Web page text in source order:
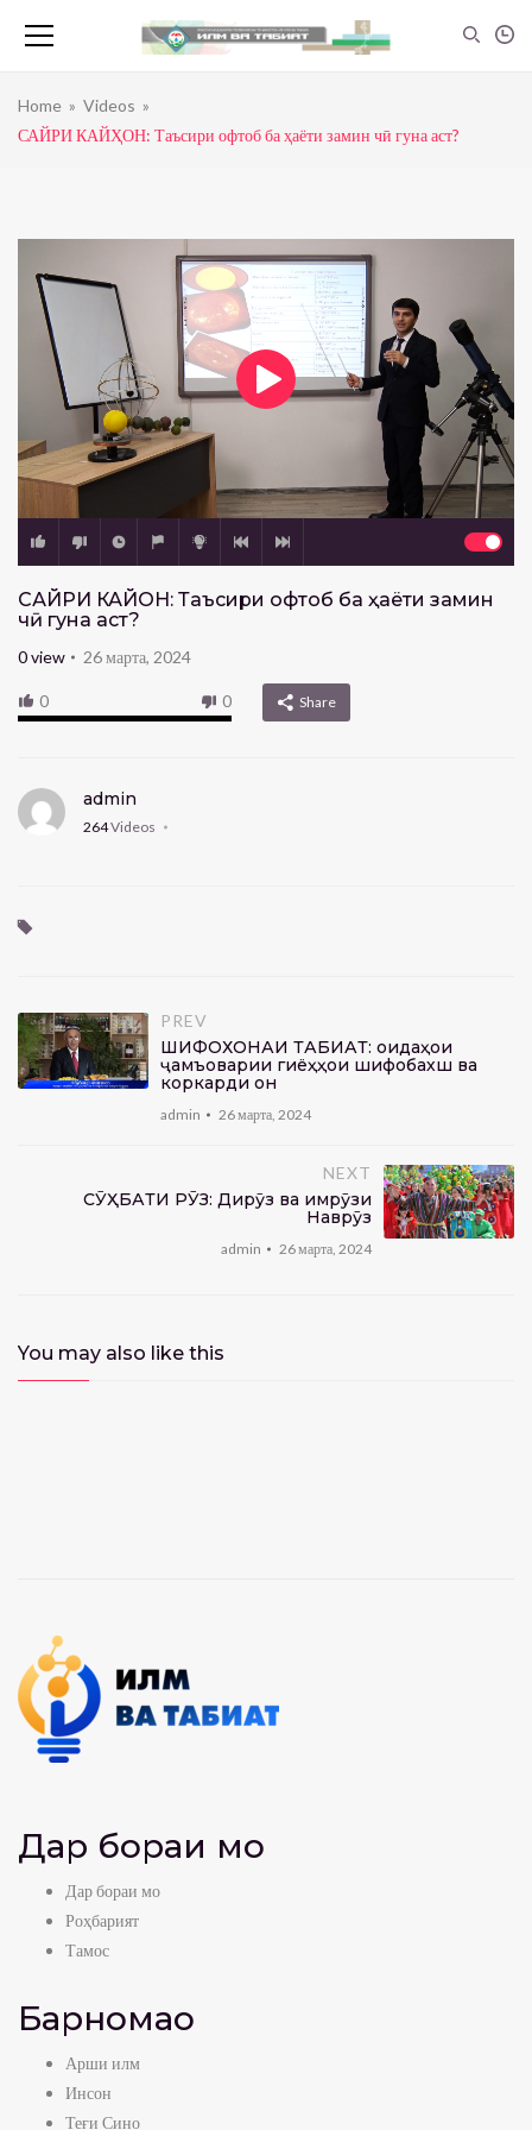
Home » Videos »
САЙРИ КАЙҲОН: Таъсири офтоб ба ҳаёти замин чӣ гуна аст?
САЙРИ КАЙҲОН: Таъсири офтоб ба ҳаёти замин
чӣ гуна аст?
0view 26 марта, 2024
0 0 Share
admin
264Videos
PREV
ШИФОХОНАИ ТАБИАТ: Қоидаҳои
ҷамъоварии гиёҳҳои шифобахш ва
коркарди он
admin 26 марта, 2024
NEXT
CӮҲБАТИ РӮЗ: Дирӯз ва имрӯзи
Наврӯз
admin 26 марта, 2024
You may also like this
Дар бораи мо
Дар бораи мо
Роҳбарият
Тамос
Барномаҳо
Арши илм
Инсон
Теғи Сино